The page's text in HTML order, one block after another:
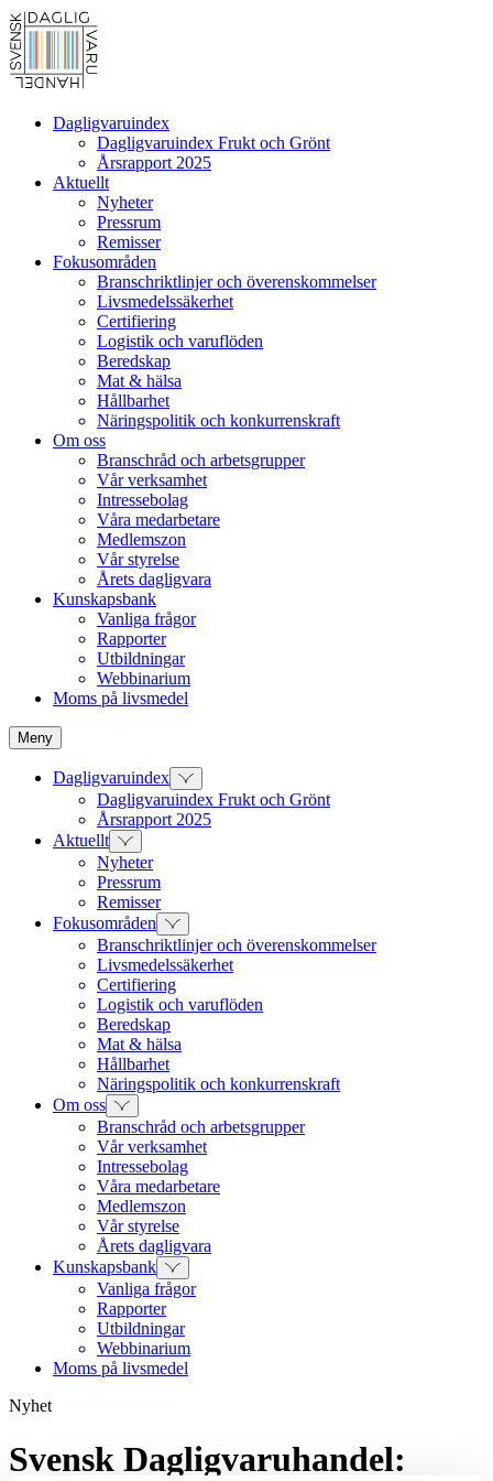
Dagligvaruindex
Dagligvaruindex Frukt och Grönt
Årsrapport 2025
Aktuellt
Nyheter
Pressrum
Remisser
Fokusområden
Branschriktlinjer och överenskommelser
Livsmedelssäkerhet
Certifiering
Logistik och varuflöden
Beredskap
Mat & hälsa
Hållbarhet
Näringspolitik och konkurrenskraft
Om oss
Branschråd och arbetsgrupper
Vår verksamhet
Intressebolag
Våra medarbetare
Medlemszon
Vår styrelse
Årets dagligvara
Kunskapsbank
Vanliga frågor
Rapporter
Utbildningar
Webbinarium
Moms på livsmedel
Meny
Dagligvaruindex
Dagligvaruindex Frukt och Grönt
Årsrapport 2025
Aktuellt
Nyheter
Pressrum
Remisser
Fokusområden
Branschriktlinjer och överenskommelser
Livsmedelssäkerhet
Certifiering
Logistik och varuflöden
Beredskap
Mat & hälsa
Hållbarhet
Näringspolitik och konkurrenskraft
Om oss
Branschråd och arbetsgrupper
Vår verksamhet
Intressebolag
Våra medarbetare
Medlemszon
Vår styrelse
Årets dagligvara
Kunskapsbank
Vanliga frågor
Rapporter
Utbildningar
Webbinarium
Moms på livsmedel
Nyhet
Svensk Dagligvaruhandel: